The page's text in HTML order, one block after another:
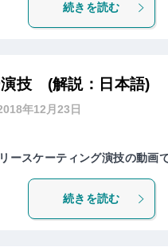
続きを読む
技 (解説：日本語)
年12月23日
スケーティング演技の動画で
続きを読む